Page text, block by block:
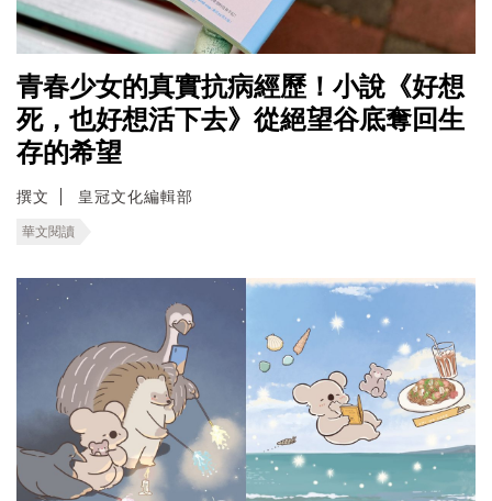
青春少女的真實抗病經歷！小說《好想
死，也好想活下去》從絕望谷底奪回生
存的希望
撰文 皇冠文化編輯部
華文閱讀